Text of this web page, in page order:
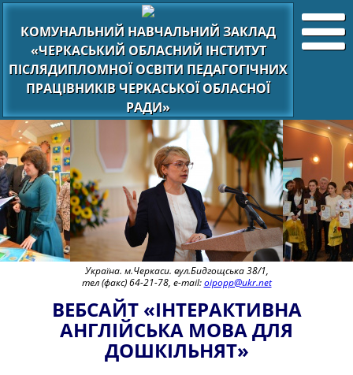
КОМУНАЛЬНИЙ НАВЧАЛЬНИЙ ЗАКЛАД
«ЧЕРКАСЬКИЙ ОБЛАСНИЙ ІНСТИТУТ
ПІСЛЯДИПЛОМНОЇ ОСВІТИ ПЕДАГОГІЧНИХ
ПРАЦІВНИКІВ ЧЕРКАСЬКОЇ ОБЛАСНОЇ
РАДИ»
Україна. м.Черкаси. вул.Бидгощська 38/1,
тел (факс) 64-21-78, e-mail:oipopp@ukr.net
ВЕБСАЙТ «ІНТЕРАКТИВНА
АНГЛІЙСЬКА МОВА ДЛЯ
ДОШКІЛЬНЯТ»